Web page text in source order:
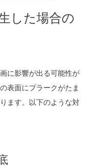
した場合の
に影響が出る可能性が
表面にプラークがたま
ます。以下のような対